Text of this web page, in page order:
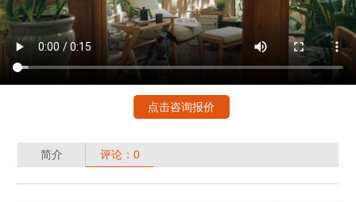
点击咨询报价
简介 评论：0